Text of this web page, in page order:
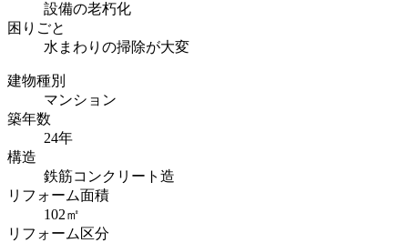
設備の老朽化
困りごと
水まわりの掃除が大変
建物種別
マンション
築年数
24年
構造
鉄筋コンクリート造
リフォーム面積
102㎡
リフォーム区分